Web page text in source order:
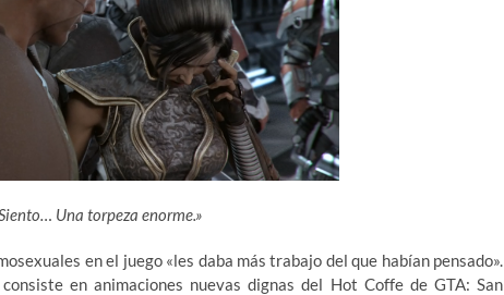
Una torpeza enorme.»
en el juego «les daba más trabajo del que habían pensado».
en animaciones nuevas dignas del Hot Coffe de GTA: San